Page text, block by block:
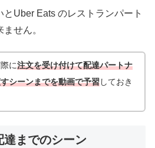
Uber Eats のレストランパート
せん。
に注文を受け付けて配達パートナ
シーンまでを動画で予習しておき
までのシーン